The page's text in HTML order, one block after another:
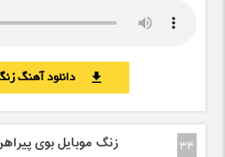
download دانلود آهنگ
34 زنگ موبایل بوی پیراهن